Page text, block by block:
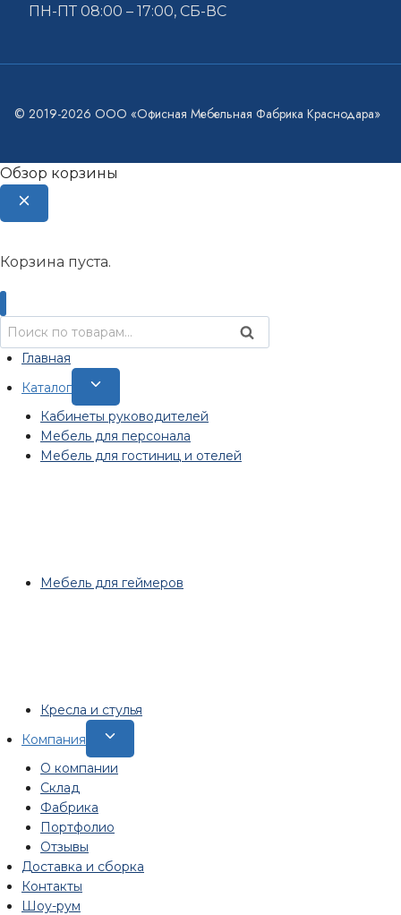
ПН-ПТ 08:00 – 17:00, СБ-ВС
© 2019-2026 ООО «Офисная Мебельная Фабрика Краснодара»
Обзор корзины
Корзина пуста.
Искать: Поиск
Главная
Каталог
Переключить
дочернее
меню
Кабинеты руководителей
Мебель для персонала
Мебель для гостиниц и отелей
Мебель для геймеров
Кресла и стулья
Компания
Переключить
дочернее
О компании
Склад
Фабрика
Портфолио
Отзывы
Доставка и сборка
Контакты
Шоу-рум